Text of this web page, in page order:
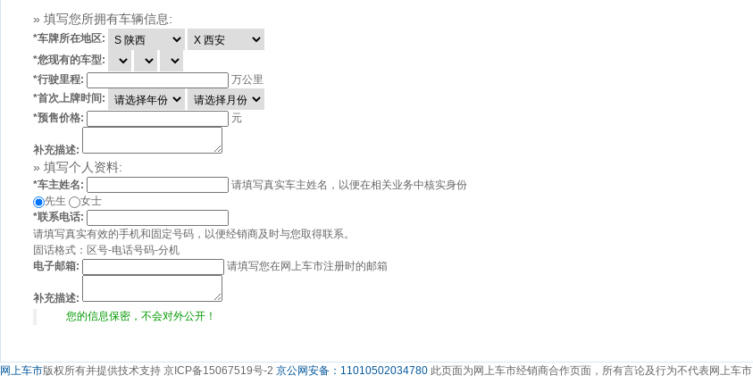
» 填写您所拥有车辆信息:
*车牌所在地区:
*您现有的车型:
*行驶里程:
万公里
*首次上牌时间:
*预售价格: 元
补充描述:
» 填写个人资料:
*车主姓名:
请填写真实车主姓名，以便在相关业务中核实身份
先生
女士
*联系电话:
请填写真实有效的手机和固定号码，以便经销商及时与您取得联系。
固话格式：区号-电话号码-分机
电子邮箱:
请填写您在网上车市注册时的邮箱
补充描述:
您的信息保密，不会对外公开！
网上车市版权所有并提供技术支持 京ICP备15067519号-2 京公网安备：11010502034780 此页面为网上车市经销商合作页面，所有言论及行为不代表网上车市